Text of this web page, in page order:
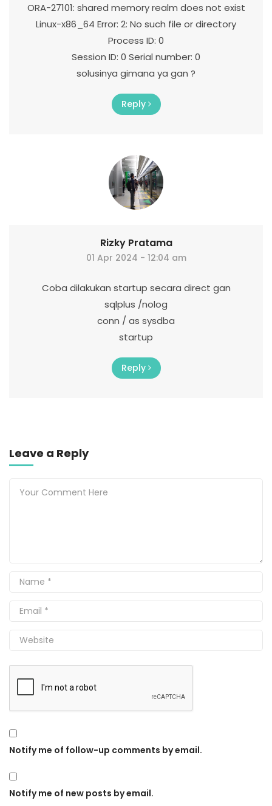
ORA-27101: shared memory realm does not exist
Linux-x86_64 Error: 2: No such file or directory
Process ID: 0
Session ID: 0 Serial number: 0
solusinya gimana ya gan ?
Reply
Rizky Pratama
01 Apr 2024 - 12:04 am
Coba dilakukan startup secara direct gan
sqlplus /nolog
conn / as sysdba
startup
Reply
Leave a Reply
Notify me of follow-up comments by email.
Notify me of new posts by email.